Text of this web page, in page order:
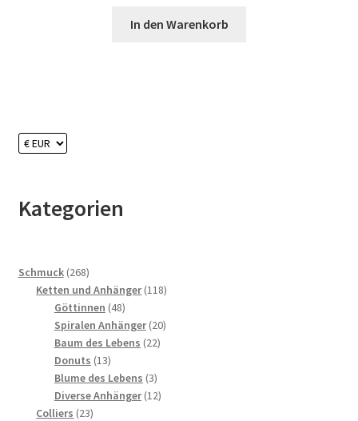
In den Warenkorb
Kategorien
Schmuck 268268
Produkte
Ketten und Anhänger 118118
Göttinnen 4848
Produkte
Spiralen Anhänger 2020
Baum des Lebens 2222
Donuts 1313
Produkte
Blume des Lebens 33
Produkte
Diverse Anhänger 1212
Colliers 2323